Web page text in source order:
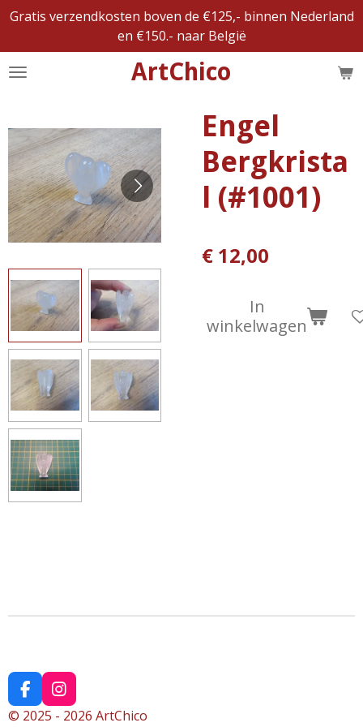
Ga
naar
de
ArtChico
Gratis verzendkosten boven de €125,- binnen Nederland
en €150.- naar België
Engel
Bergkrista
l (#1001)
€ 12,00
In
winkelwagen
F
a
I
n
© 2025 - 2026 ArtChico